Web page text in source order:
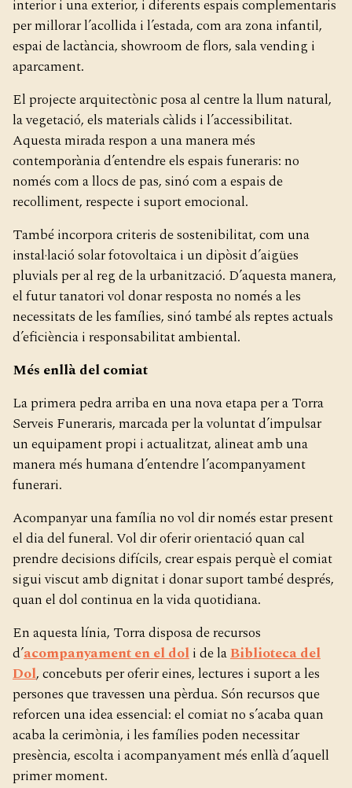
interior i una exterior, i diferents espais complementaris
per millorar l’acollida i l’estada, com ara zona infantil,
espai de lactància, showroom de flors, sala vending i
aparcament.
El projecte arquitectònic posa al centre la llum natural,
la vegetació, els materials càlids i l’accessibilitat.
Aquesta mirada respon a una manera més
contemporània d’entendre els espais funeraris: no
només com a llocs de pas, sinó com a espais de
recolliment, respecte i suport emocional.
També incorpora criteris de sostenibilitat, com una
instal·lació solar fotovoltaica i un dipòsit d’aigües
pluvials per al reg de la urbanització. D’aquesta manera,
el futur tanatori vol donar resposta no només a les
necessitats de les famílies, sinó també als reptes actuals
d’eficiència i responsabilitat ambiental.
Més enllà del comiat
La primera pedra arriba en una nova etapa per a Torra
Serveis Funeraris, marcada per la voluntat d’impulsar
un equipament propi i actualitzat, alineat amb una
manera més humana d’entendre l’acompanyament
funerari.
Acompanyar una família no vol dir només estar present
el dia del funeral. Vol dir oferir orientació quan cal
prendre decisions difícils, crear espais perquè el comiat
sigui viscut amb dignitat i donar suport també després,
quan el dol continua en la vida quotidiana.
En aquesta línia, Torra disposa de recursos
d’acompanyament en el doli de laBiblioteca del
Dol, concebuts per oferir eines, lectures i suport a les
persones que travessen una pèrdua. Són recursos que
reforcen una idea essencial: el comiat no s’acaba quan
acaba la cerimònia, i les famílies poden necessitar
presència, escolta i acompanyament més enllà d’aquell
primer moment.